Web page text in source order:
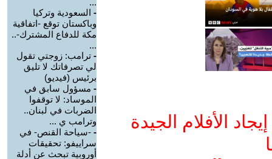
الأفلام الجيدة
...
- السعودية وتركيا
وباكستان توقع -اتفاقية
مكة للدفاع المشترك-..
...
- ترامب: زوجتي تقول
لي تصرفاتك لا تليق
برئيس (فيديو)
- مسؤول سابق في
الموساد: لا توقفوا
الضربات في لبنان..
وترامب ي ...
- -سياحة القنص- في
سراييفو: تحقيقات
أوروبية تبحث عن أدلة